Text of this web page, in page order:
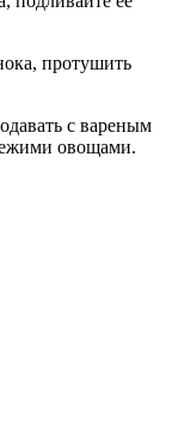
протушить
с вареным
овощами.